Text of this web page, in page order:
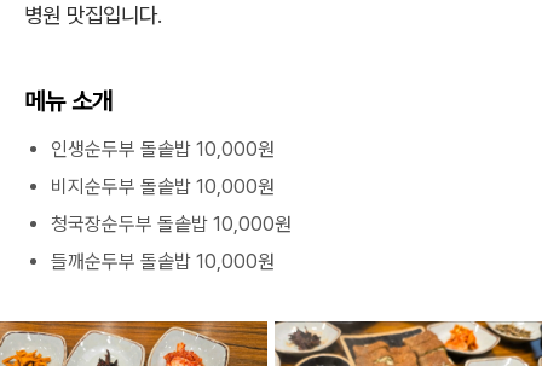
병원 맛집입니다.
메뉴 소개
인생순두부 돌솥밥 10,000원
비지순두부 돌솥밥 10,000원
청국장순두부 돌솥밥 10,000원
들깨순두부 돌솥밥 10,000원